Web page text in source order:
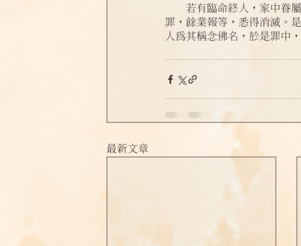
淨土偈頌法語 四十八願問答
罪，餘業報等，悉得消滅。
人為其稱念佛名，於是罪中
最新文章